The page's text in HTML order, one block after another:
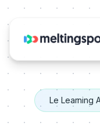
Le Learning